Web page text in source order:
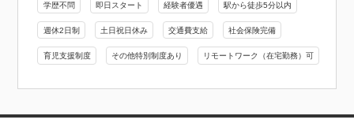
学歴不問 即日スタート 経験者優遇 駅から徒歩5分以内
週休2日制 土日祝日休み 交通費支給 社会保険完備
育児支援制度 その他特別制度あり リモートワーク（在宅勤務）可